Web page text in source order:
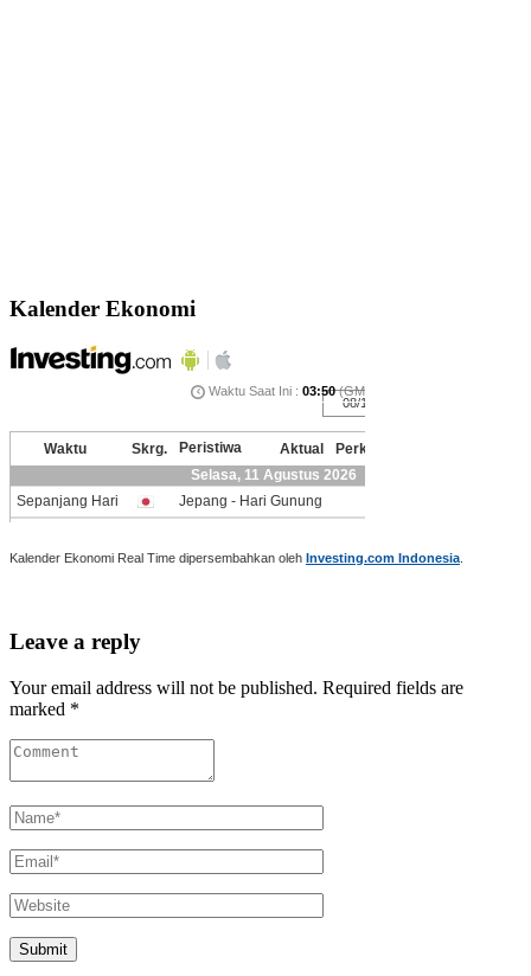
Kalender Ekonomi
Kalender Ekonomi Real Time dipersembahkan oleh Investing.com Indonesia
Leave a reply
Your email address will not be published. Required fields are
marked *